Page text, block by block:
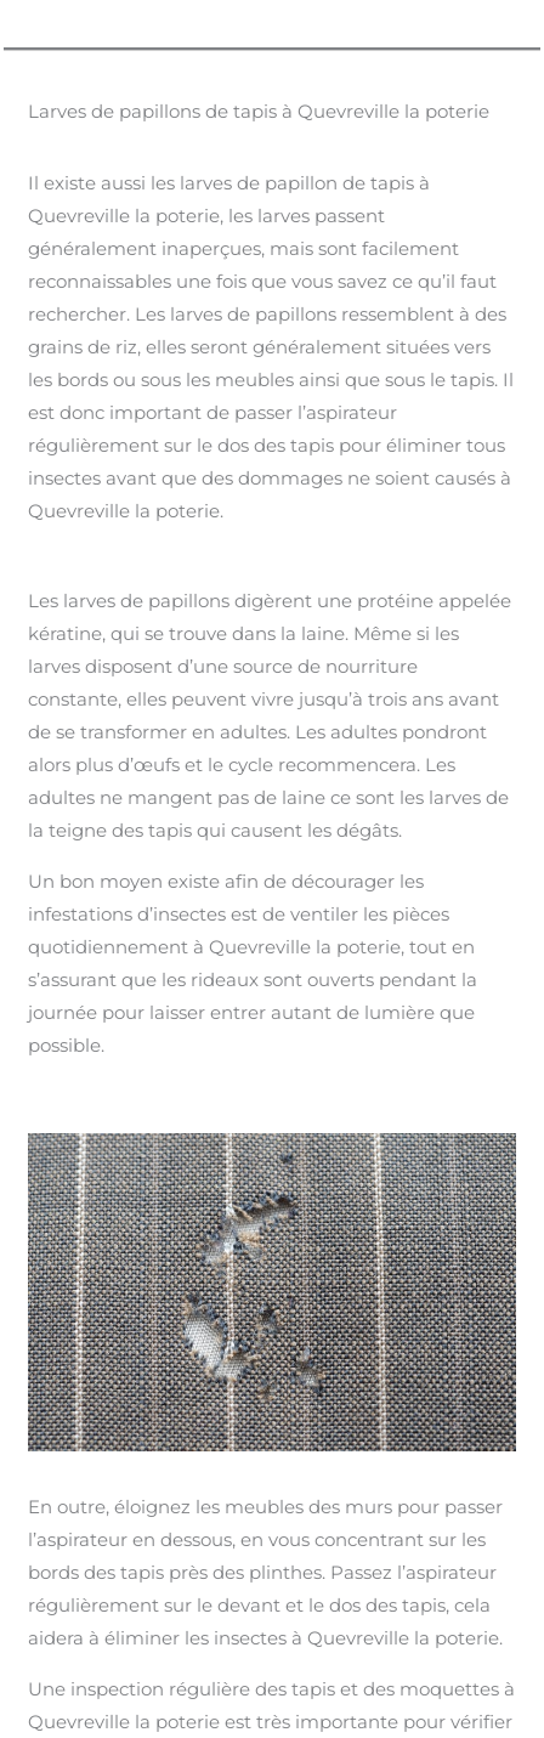
Larves de papillons de tapis à Quevreville la poterie
Il existe aussi les larves de papillon de tapis à
Quevreville la poterie, les larves passent
généralement inaperçues, mais sont facilement
reconnaissables une fois que vous savez ce qu’il faut
rechercher. Les larves de papillons ressemblent à des
grains de riz, elles seront généralement situées vers
les bords ou sous les meubles ainsi que sous le tapis. Il
est donc important de passer l’aspirateur
régulièrement sur le dos des tapis pour éliminer tous
insectes avant que des dommages ne soient causés à
Quevreville la poterie.
Les larves de papillons digèrent une protéine appelée
kératine, qui se trouve dans la laine. Même si les
larves disposent d’une source de nourriture
constante, elles peuvent vivre jusqu’à trois ans avant
de se transformer en adultes. Les adultes pondront
alors plus d’œufs et le cycle recommencera. Les
adultes ne mangent pas de laine ce sont les larves de
la teigne des tapis qui causent les dégâts.
Un bon moyen existe afin de décourager les
infestations d’insectes est de ventiler les pièces
quotidiennement à Quevreville la poterie, tout en
s’assurant que les rideaux sont ouverts pendant la
journée pour laisser entrer autant de lumière que
possible.
En outre, éloignez les meubles des murs pour passer
l’aspirateur en dessous, en vous concentrant sur les
bords des tapis près des plinthes. Passez l’aspirateur
régulièrement sur le devant et le dos des tapis, cela
aidera à éliminer les insectes à Quevreville la poterie.
Une inspection régulière des tapis et des moquettes à
Quevreville la poterie est très importante pour vérifier